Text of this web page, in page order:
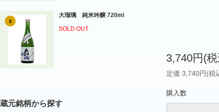
3
大瑠璃 純米吟醸 720ml
SOLD OUT
蔵元銘柄から探す
3,740円(
定価 3,740円(税
購入数